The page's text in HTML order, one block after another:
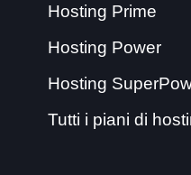
Hosting Prime
Hosting Power
Hosting
Tutti i piani di